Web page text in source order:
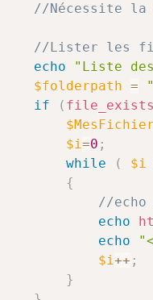
//Nécessite
//Lister les
echo
"Liste
$folderpath =
if
( file_exists
$i=0 ;
while
( $i
{
//
echo
echo
$i++ ;
}